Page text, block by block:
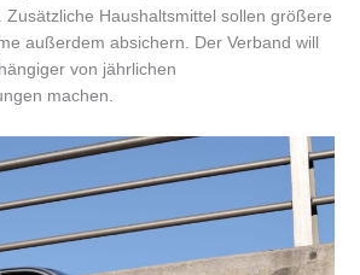
Zusätzliche Haushaltsmittel sollen größere
außerdem absichern. Der Verband will
von jährlichen
machen.